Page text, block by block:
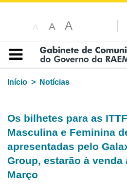
A A A
Índice
Início
Notícias
Os bilhetes para as
Masculina e Feminina
apresentadas pelo
Group, estarão à venda
Março